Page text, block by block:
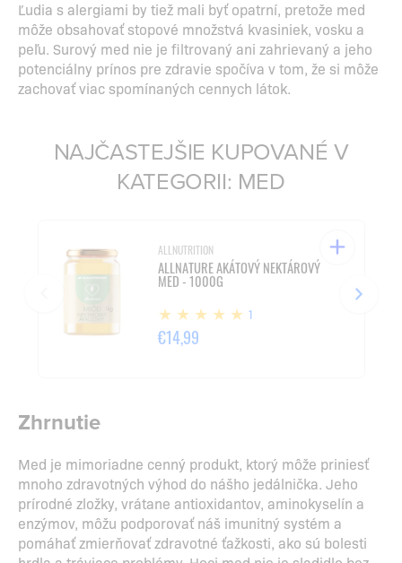
Ľudia s alergiami by tiež mali byť opatrní, pretože med
môže obsahovať stopové množstvá kvasiniek, vosku a
peľu. Surový med nie je filtrovaný ani zahrievaný a jeho
potenciálny prínos pre zdravie spočíva v tom, že si môže
zachovať viac spomínaných cennych látok.
NAJČASTEJŠIE KUPOVANÉ V
KATEGORII: MED
ALLNUTRITION
ALLNATURE AKÁTOVÝ NEKTÁROVÝ
MED - 1000G
1
€14,99
Zhrnutie
Med je mimoriadne cenný produkt, ktorý môže priniesť
mnoho zdravotných výhod do nášho jedálnička. Jeho
prírodné zložky, vrátane antioxidantov, aminokyselín a
enzýmov, môžu podporovať náš imunitný systém a
pomáhať zmierňovať zdravotné ťažkosti, ako sú bolesti